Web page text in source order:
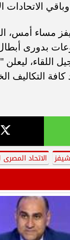
الاتحادات
مساء أمس،
بدورى
اللقاء،
الاتحاد